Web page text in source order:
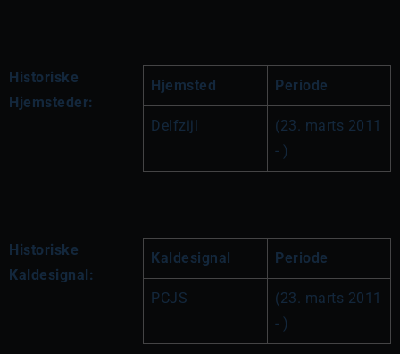
Historiske
Hjemsteder:
Hjemsted Periode
Delfzijl
(23. marts 2011
- )
Historiske
Kaldesignal:
Kaldesignal Periode
PCJS
(23. marts 2011
- )